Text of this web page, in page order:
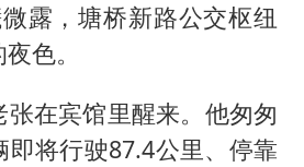
四川宜宾市高县发生4.9级地震
男子杀人后逃进深山21年活得像野人
985博士后被曝在妻子孕期出轨后续
露，塘桥新路公交枢纽
色。
在宾馆里醒来。他匆匆
将行驶87.4公里、停靠